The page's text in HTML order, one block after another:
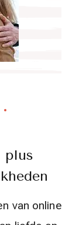
plus
van online